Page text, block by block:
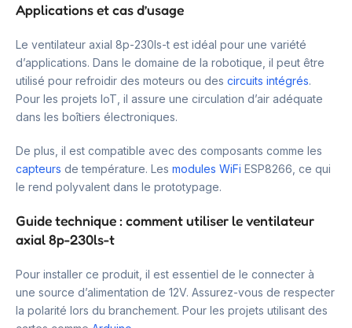
Applications et cas d’usage
Le ventilateur axial 8p-230ls-t est idéal pour une variété
d’applications. Dans le domaine de la robotique, il peut être
utilisé pour refroidir des moteurs ou des circuits intégrés.
Pour les projets IoT, il assure une circulation d’air adéquate
dans les boîtiers électroniques.
De plus, il est compatible avec des composants comme les
capteurs de température. Les modules WiFi ESP8266, ce qui
le rend polyvalent dans le prototypage.
Guide technique : comment utiliser le ventilateur
axial 8p-230ls-t
Pour installer ce produit, il est essentiel de le connecter à
une source d’alimentation de 12V. Assurez-vous de respecter
la polarité lors du branchement. Pour les projets utilisant des